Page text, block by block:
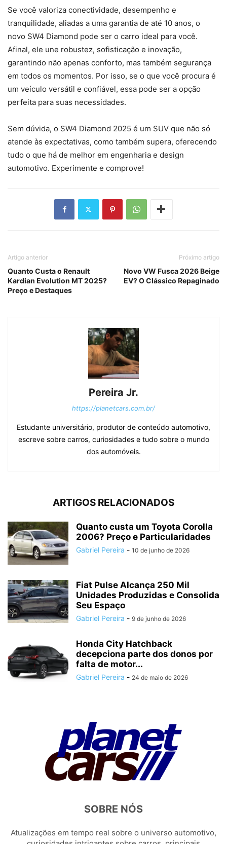
Se você valoriza conectividade, desempenho e
tranquilidade, aliadas a uma garantia de até 10 anos, o
novo SW4 Diamond pode ser o carro ideal para você.
Afinal, ele une robustez, sofisticação e inovação,
garantindo não apenas conforto, mas também segurança
em todos os momentos. Por isso, se o que você procura é
um veículo versátil e confiável, essa pode ser a opção
perfeita para suas necessidades.
Sem dúvida, o SW4 Diamond 2025 é um SUV que não só
atende às expectativas, como também supera, oferecendo
tudo o que há de melhor em engenharia e design
automotivo. Experimente e comprove!
Artigo anterior
Quanto Custa o Renault
Kardian Evolution MT 2025?
Preço e Destaques
Próximo artigo
Novo VW Fusca 2026 Beige
EV? O Clássico Repaginado
Pereira Jr.
https://planetcars.com.br/
Estudante universitário, produtor de conteúdo automotivo,
escreve sobre carros, curiosidades e tudo sobre o mundo
dos automóveis.
ARTIGOS RELACIONADOS
Quanto custa um Toyota Corolla
2006? Preço e Particularidades
Gabriel Pereira - 10 de junho de 2026
Fiat Pulse Alcança 250 Mil
Unidades Produzidas e Consolida
Seu Espaço
Gabriel Pereira - 9 de junho de 2026
Honda City Hatchback
decepciona parte dos donos por
falta de motor...
Gabriel Pereira - 24 de maio de 2026
SOBRE NÓS
Atualizações em tempo real sobre o universo automotivo,